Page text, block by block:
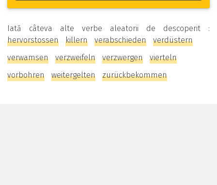
Iată câteva alte verbe aleatorii de descoperit :
hervorstossen
killern verabschieden
verdüstern
verwamsen
verzweifeln verzwergen
vierteln
vorbohren
weitergelten zurückbekommen